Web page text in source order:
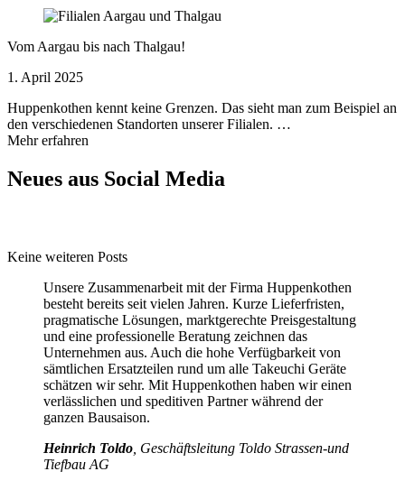
Vom Aargau bis nach Thalgau!
1. April 2025
Huppenkothen kennt keine Grenzen. Das sieht man zum Beispiel an
den verschiedenen Standorten unserer Filialen. …
Mehr erfahren
Neues aus Social Media
Keine weiteren Posts
Unsere Zusammenarbeit mit der Firma Huppenkothen
besteht bereits seit vielen Jahren. Kurze Lieferfristen,
pragmatische Lösungen, marktgerechte Preisgestaltung
und eine professionelle Beratung zeichnen das
Unternehmen aus. Auch die hohe Verfügbarkeit von
sämtlichen Ersatzteilen rund um alle Takeuchi Geräte
schätzen wir sehr. Mit Huppenkothen haben wir einen
verlässlichen und speditiven Partner während der
ganzen Bausaison.
Heinrich Toldo , Geschäftsleitung Toldo Strassen-und
Tiefbau AG